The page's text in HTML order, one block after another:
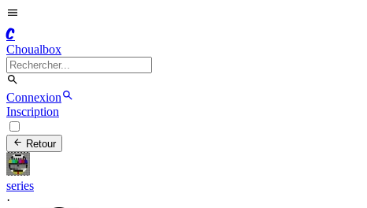
C
Choualbox
Connexion
Inscription
Retour
series
·